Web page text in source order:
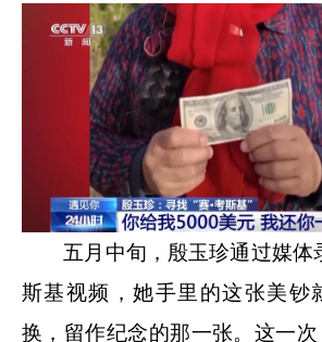
五月中旬，殷玉珍通过媒体
斯基视频，她手里的这张美钞
换，留作纪念的那一张。这一